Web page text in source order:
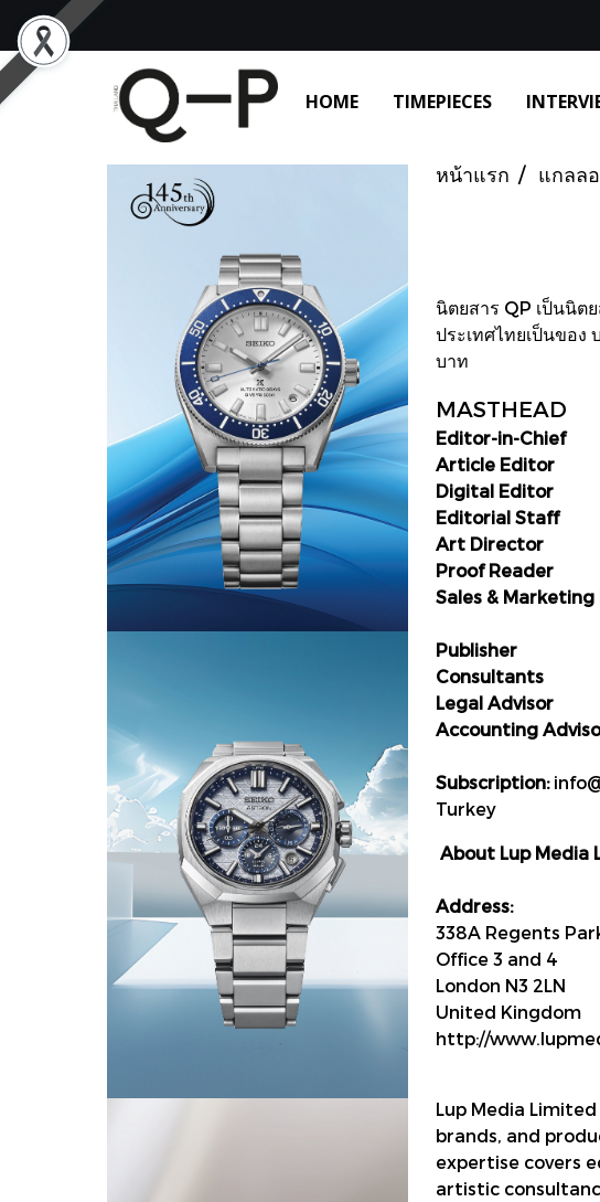
HOME TIMEPIECES
หน้าแรก แกลล
นิตยสาร QP เป็นนิต
ประเทศไทยเป็นของ
บาท
MASTHEAD
Editor-in-Chief
Article Editor
Digital Editor
Editorial Staff
Art Director
Proof Reader
Sales &
Email:
Publisher
Consultants
Legal Advisor
Accounting
Subscription:
Turkey
About Lup Media
Address:
338A Regents
Office 3 and 4
London N3 2LN
United Kingdom
http://
Lup Media
brands, and
expertise covers
artistic